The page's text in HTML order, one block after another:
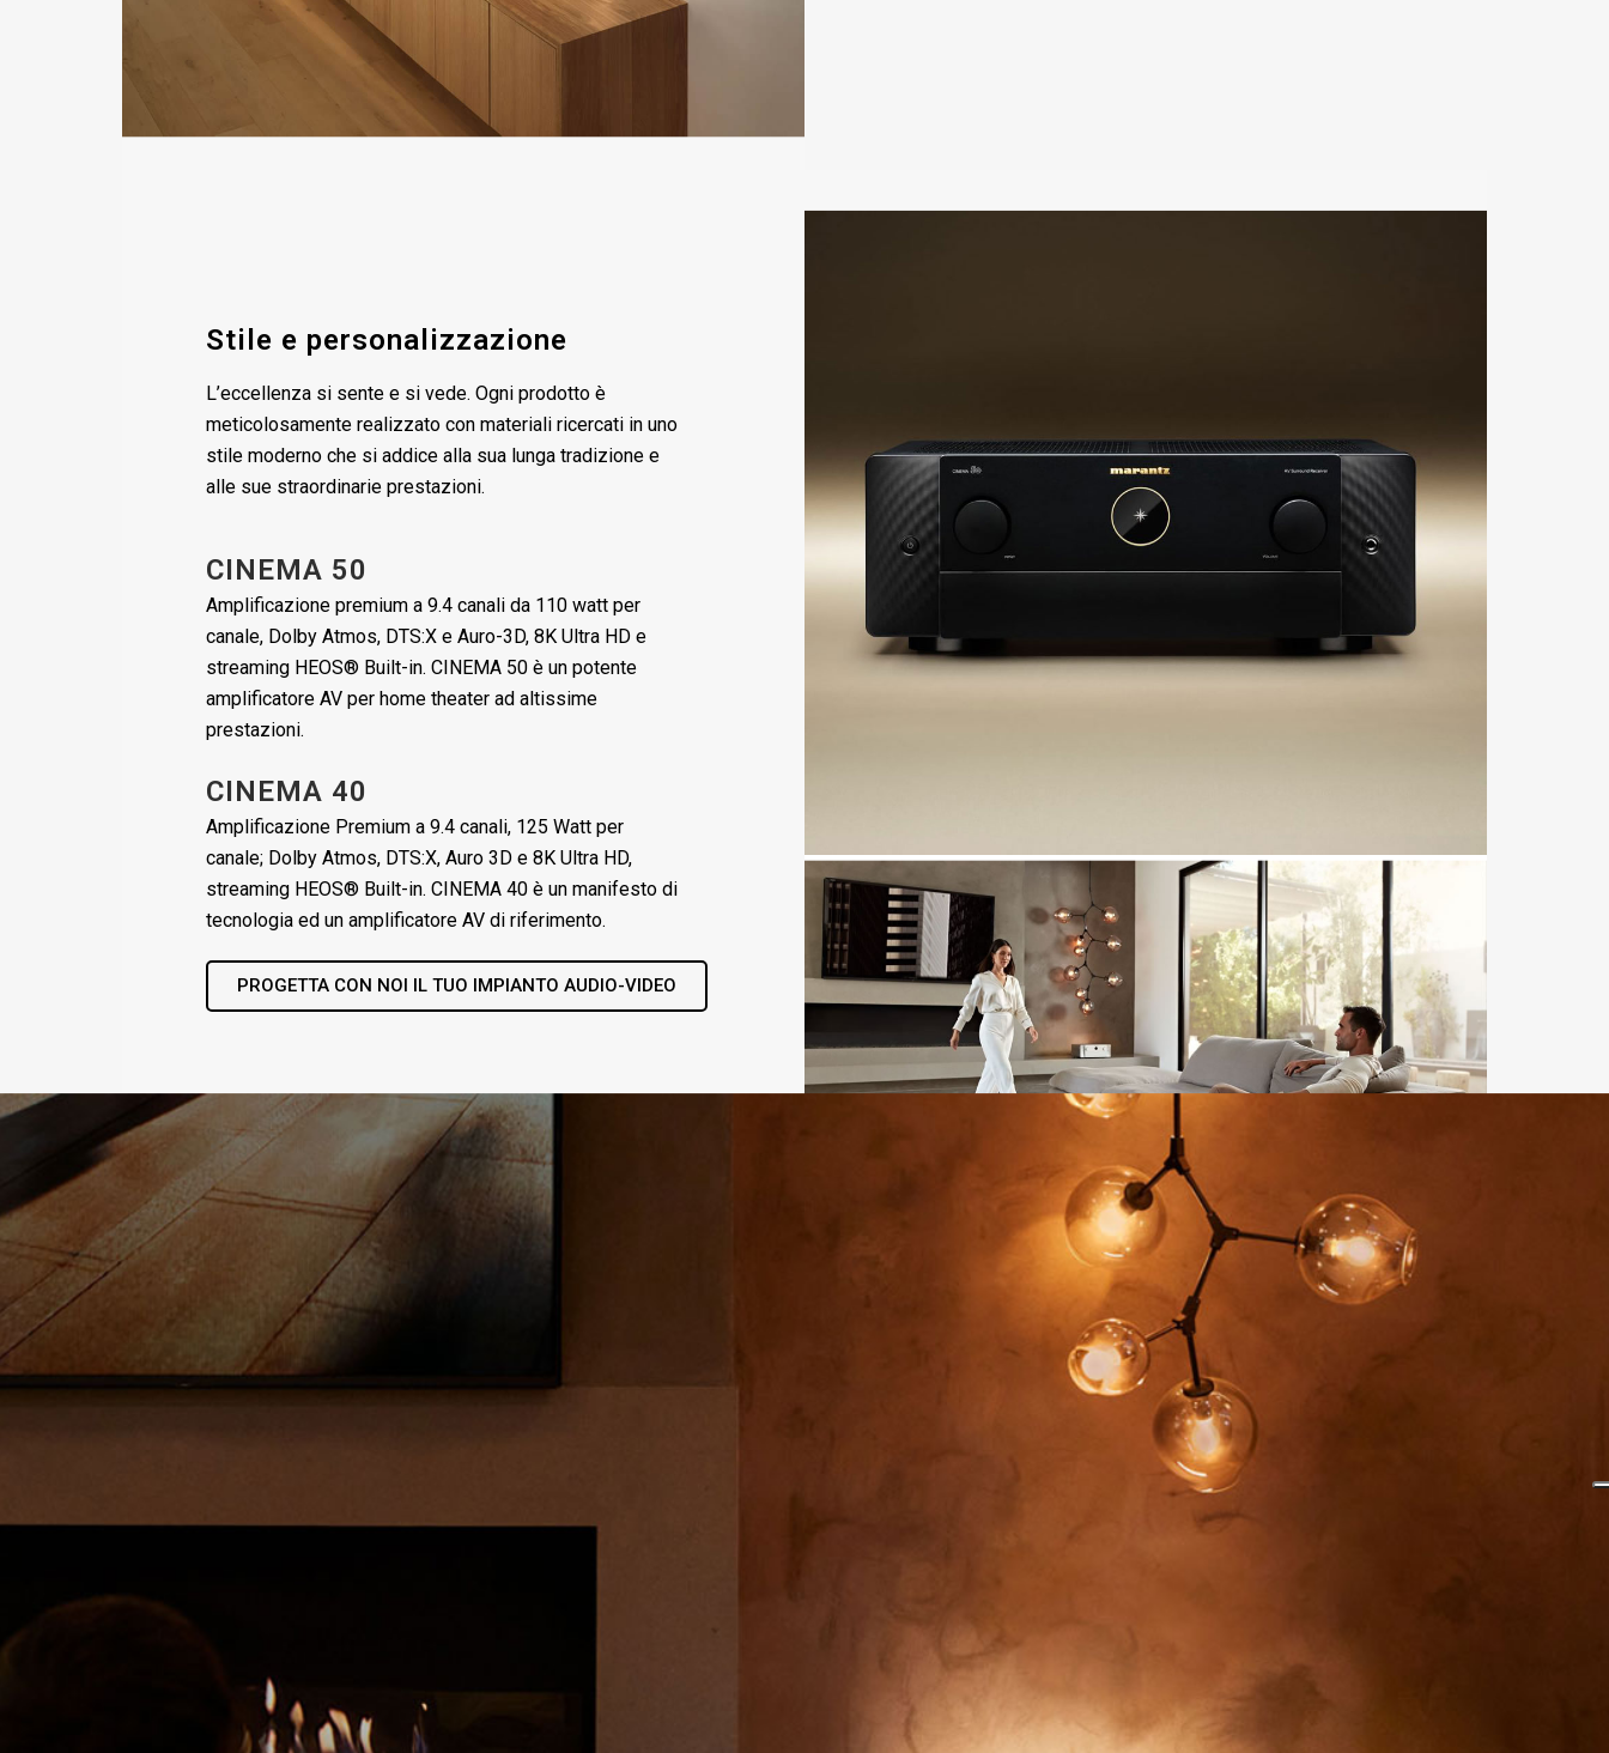
Stile e personalizzazione
L’eccellenza si sente e si vede. Ogni prodotto è
meticolosamente realizzato con materiali ricercati in uno
stile moderno che si addice alla sua lunga tradizione e
alle sue straordinarie prestazioni.
CINEMA 50
Amplificazione premium a 9.4 canali da 110 watt per
canale, Dolby Atmos, DTS:X e Auro-3D, 8K Ultra HD e
streaming HEOS® Built-in. CINEMA 50 è un potente
amplificatore AV per home theater ad altissime
prestazioni.
CINEMA 40
Amplificazione Premium a 9.4 canali, 125 Watt per
canale; Dolby Atmos, DTS:X, Auro 3D e 8K Ultra HD,
streaming HEOS® Built-in. CINEMA 40 è un manifesto di
tecnologia ed un amplificatore AV di riferimento.
PROGETTA CON NOI IL TUO IMPIANTO AUDIO-VIDEO